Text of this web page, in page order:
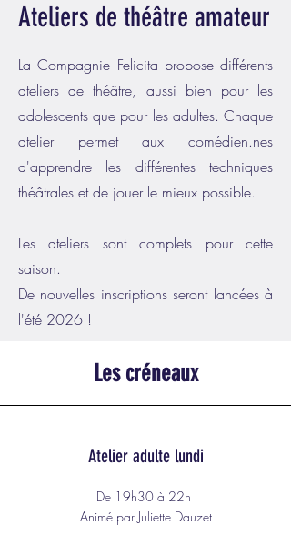
Ateliers de théâtre amateur
La Compagnie Felicita propose différents
ateliers de théâtre, aussi bien pour les
adolescents que pour les adultes. Chaque
atelier permet aux comédien.nes
d'apprendre les différentes techniques
théâtrales et de jouer le mieux possible.
Les ateliers sont complets pour cette
saison.
De nouvelles inscriptions seront lancées à
l'été 2026 !
Les créneaux
Atelier adulte lundi
De 19h30 à 22h
Animé par Juliette Dauzet